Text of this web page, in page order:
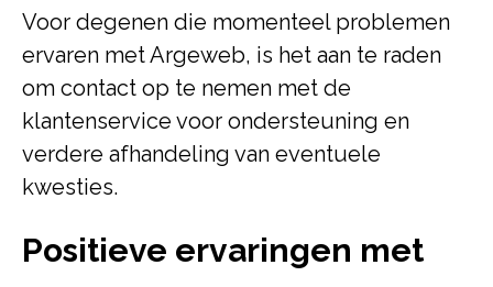
Voor degenen die momenteel problemen
ervaren met Argeweb, is het aan te raden
om contact op te nemen met de
klantenservice voor ondersteuning en
verdere afhandeling van eventuele
kwesties.
Positieve ervaringen met